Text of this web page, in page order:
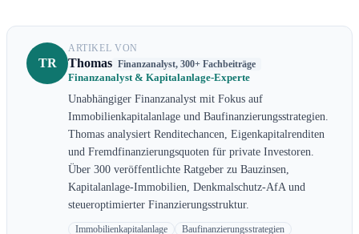
TR
ARTIKEL VON
Thomas Finanzanalyst, 300+ Fachbeiträge
Finanzanalyst & Kapitalanlage-Experte
Unabhängiger Finanzanalyst mit Fokus auf
Immobilienkapitalanlage und Baufinanzierungsstrategien.
Thomas analysiert Renditechancen, Eigenkapitalrenditen
und Fremdfinanzierungsquoten für private Investoren.
Über 300 veröffentlichte Ratgeber zu Bauzinsen,
Kapitalanlage-Immobilien, Denkmalschutz-AfA und
steueroptimierter Finanzierungsstruktur.
Immobilienkapitalanlage
Baufinanzierungsstrategien